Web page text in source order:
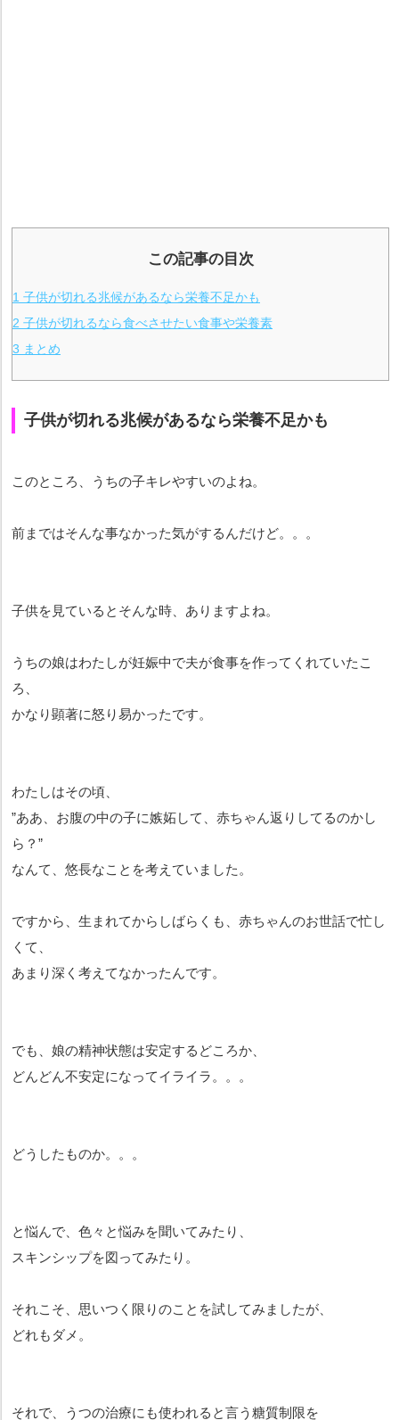
この記事の目次
1 子供が切れる兆候があるなら栄養不足かも
2 子供が切れるなら食べさせたい食事や栄養素
3 まとめ
子供が切れる兆候があるなら栄養不足かも
このところ、うちの子キレやすいのよね。
前まではそんな事なかった気がするんだけど。。。
子供を見ているとそんな時、ありますよね。
うちの娘はわたしが妊娠中で夫が食事を作ってくれていたこ
ろ、
かなり顕著に怒り易かったです。
わたしはその頃、
”ああ、お腹の中の子に嫉妬して、赤ちゃん返りしてるのかし
ら？”
なんて、悠長なことを考えていました。
ですから、生まれてからしばらくも、赤ちゃんのお世話で忙し
くて、
あまり深く考えてなかったんです。
でも、娘の精神状態は安定するどころか、
どんどん不安定になってイライラ。。。
どうしたものか。。。
と悩んで、色々と悩みを聞いてみたり、
スキンシップを図ってみたり。
それこそ、思いつく限りのことを試してみましたが、
どれもダメ。
それで、うつの治療にも使われると言う糖質制限を